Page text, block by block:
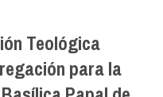
Teológica
para la